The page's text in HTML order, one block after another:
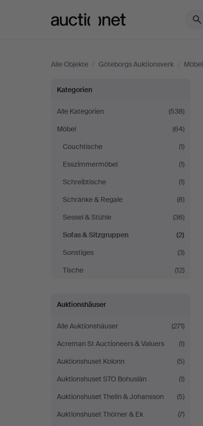
Alle Objekte / Göteborgs Auktionsverk / Möbel
Sofas
&
Sitzgruppen
bei
Göteborgs
Auktionsverk
Kategorien
Alle Kategorien
(538)
Möbel
(64)
Couchtische
(1)
Esszimmermöbel
(1)
Schreibtische
(1)
Schränke & Regale
(8)
Sessel & Stühle
(36)
Sofas & Sitzgruppen
(2)
Sonstiges
(3)
Tische
(12)
Auktionshäuser
Alle Auktionshäuser
(271)
Acreman St Auctioneers & Valuers
(1)
Auktionshuset Kolonn
(5)
Auktionshuset STO Bohuslän
(1)
Auktionshuset Thelin & Johansson
(5)
Auktionshuset Thörner & Ek
(7)